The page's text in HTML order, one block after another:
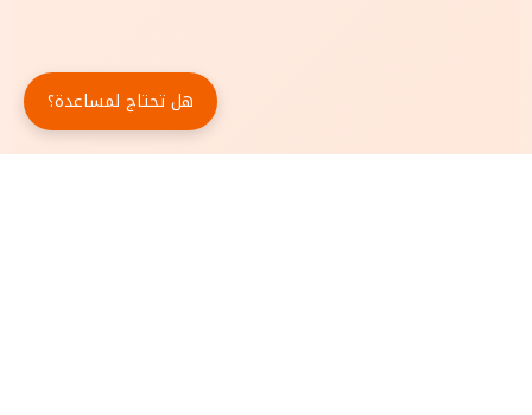
هل تحتاج لمساعدة؟